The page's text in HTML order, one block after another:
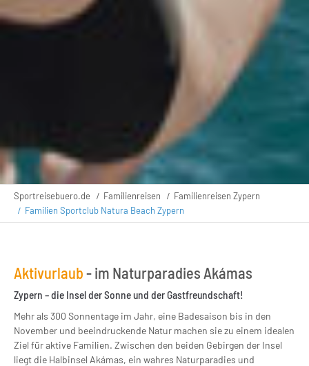
Sportreisebuero.de Familienreisen
Familienreisen Zypern
Familien Sportclub Natura Beach Zypern
Aktivurlaub- im Naturparadies Akámas
Zypern – die Insel der Sonne und der Gastfreundschaft!
Mehr als 300 Sonnentage im Jahr, eine Badesaison bis in den
November und beeindruckende Natur machen sie zu einem idealen
Ziel für aktive Familien. Zwischen den beiden Gebirgen der Insel
liegt die Halbinsel Akámas, ein wahres Naturparadies und